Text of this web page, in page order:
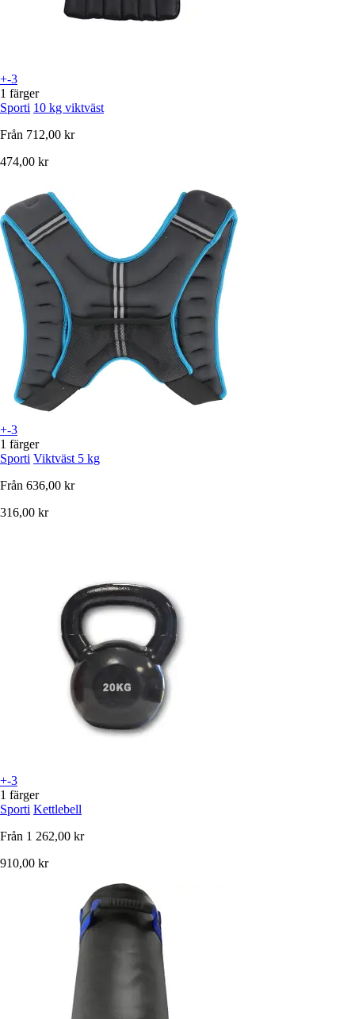
+-3
1 färger
Sporti 10 kg viktväst
Från 712,00 kr
474,00 kr
+-3
1 färger
Sporti Viktväst 5 kg
Från 636,00 kr
316,00 kr
+-3
1 färger
Sporti Kettlebell
Från 1 262,00 kr
910,00 kr